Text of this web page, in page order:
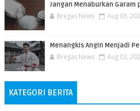
Jangan Menaburkan Garam
Bregas News Aug 03,
Menangkis Angin Menjadi
Bregas News Aug 03,
KATEGORI BERITA